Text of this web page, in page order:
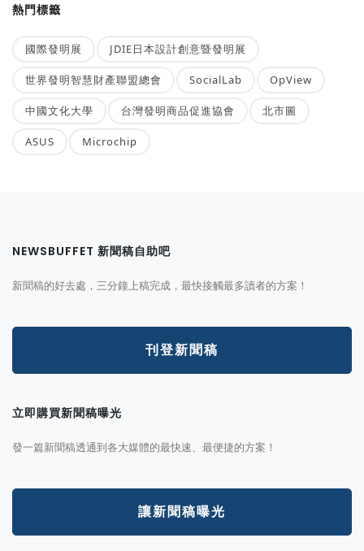
熱門標籤
國際發明展 JDIE日本設計創意暨發明展
世界發明智慧財產聯盟總會 SocialLab OpView
中國文化大學 台灣發明商品促進協會 北市圖
ASUS Microchip
NEWSBUFFET 新聞稿自助吧
新聞稿的好去處，三分鐘上稿完成，最快接觸最多讀者的方案！
刊登新聞稿
立即購買新聞稿曝光
發一篇新聞稿透通到各大媒體的最快速、最便捷的方案！
讓新聞稿曝光